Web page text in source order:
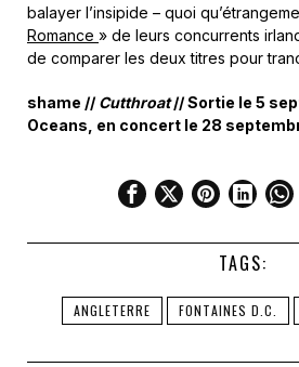
balayer l’insipide – quoi
Romance » de leurs concurrents
de comparer les deux titres pour
shame // Cutthroat// Sortie le 5
Oceans, en concert le 28
TAGS:
ANGLETERRE FONTAINES D.C.